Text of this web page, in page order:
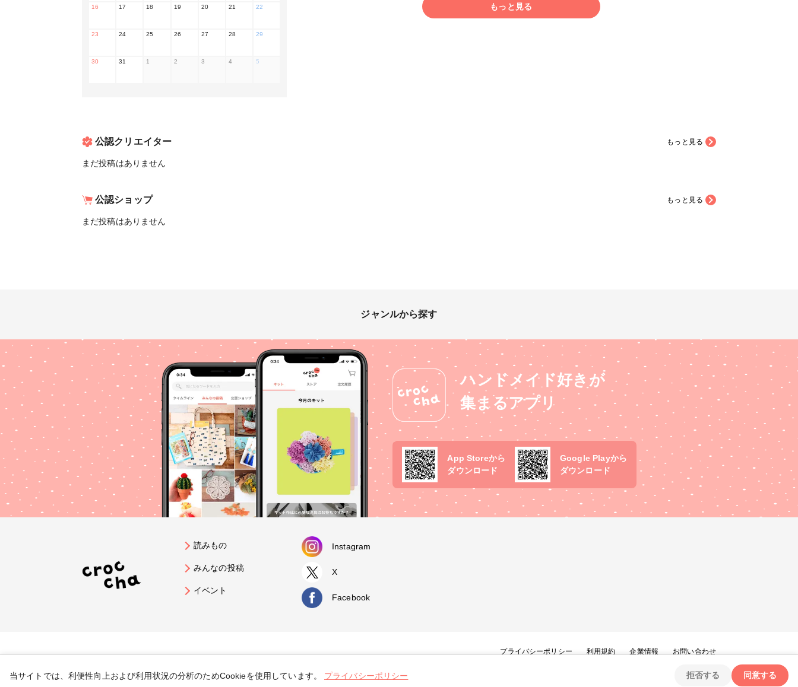
16 17 18 19 20 21 22
23 24 25 26 27 28 29
30 31 1 2 3 4 5
もっと見る
公認クリエイター もっと見る
まだ投稿はありません
公認ショップ もっと見る
まだ投稿はありません
ジャンルから探す
ハンドメイド好きが
集まるアプリ
App Storeから
ダウンロード
Google Playから
ダウンロード
読みもの
みんなの投稿
イベント
Instagram
X
Facebook
プライバシーポリシー 利用規約 企業情報 お問い合わせ
tryangle Co., Ltd. All Rights Reserved.
当サイトでは、利便性向上および利用状況の分析のためCookieを使用しています。 プライバシーポリシー 拒否する 同意する